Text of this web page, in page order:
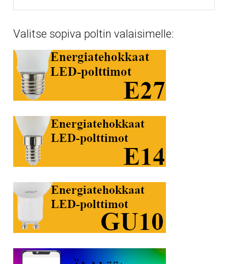
Valitse sopiva poltin valaisimelle: